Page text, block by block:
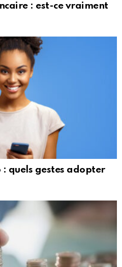
: est-ce vraiment
quels gestes adopter